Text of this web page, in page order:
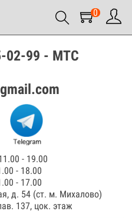
0
02-99 - МТС
- 19.00
- 18.00
- 17.00
д. 54 (ст. м. Михалово)
137, цок. этаж